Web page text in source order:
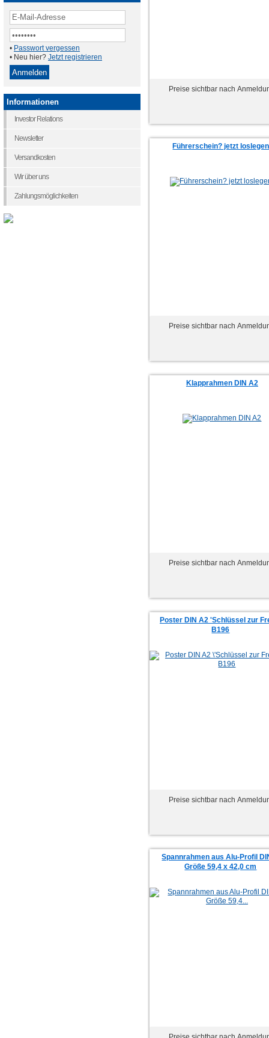
Preise sichtbar nach
Führerschein? jetzt
Preise sichtbar nach
Klapprahmen DIN A2
Preise sichtbar nach
Poster DIN A2 'Schlüssel zur
B196
Preise sichtbar nach
Spannrahmen aus Alu-Profil
Größe 59,4 x 42,0 cm
• Passwort vergessen
• Neu hier? Jetzt registrieren
Informationen
Investor Relations
Newsletter
Versandkosten
Wir über uns
Zahlungsmöglichkeiten